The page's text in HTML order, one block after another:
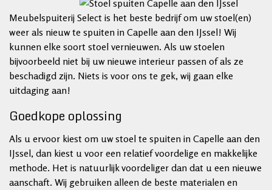
Meubelspuiterij Select is het beste bedrijf om uw stoel(en)
weer als nieuw te spuiten in Capelle aan den IJssel! Wij
kunnen elke soort stoel vernieuwen. Als uw stoelen
bijvoorbeeld niet bij uw nieuwe interieur passen of als ze
beschadigd zijn. Niets is voor ons te gek, wij gaan elke
uitdaging aan!
Goedkope oplossing
Als u ervoor kiest om uw stoel te spuiten in Capelle aan den
IJssel, dan kiest u voor een relatief voordelige en makkelijke
methode. Het is natuurlijk voordeliger dan dat u een nieuwe
aanschaft. Wij gebruiken alleen de beste materialen en